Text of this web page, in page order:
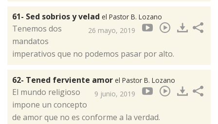
61- Sed sobrios y velad el Pastor B. Lozano
26 mayo, 2019
Tenemos dos
mandatos
imperativos que no podemos pasar por alto.
62- Tened ferviente amor el Pastor B. Lozano
9 junio, 2019
El mundo religioso
impone un concepto
de amor que no es conforme a la verdad.